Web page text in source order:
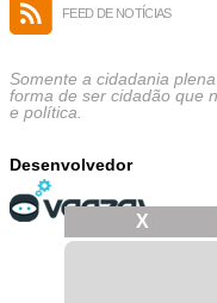
FEED DE NOTÍCIAS
Somente a cidadania
forma de ser cidadão que
e política.
Desenvolvedor
X